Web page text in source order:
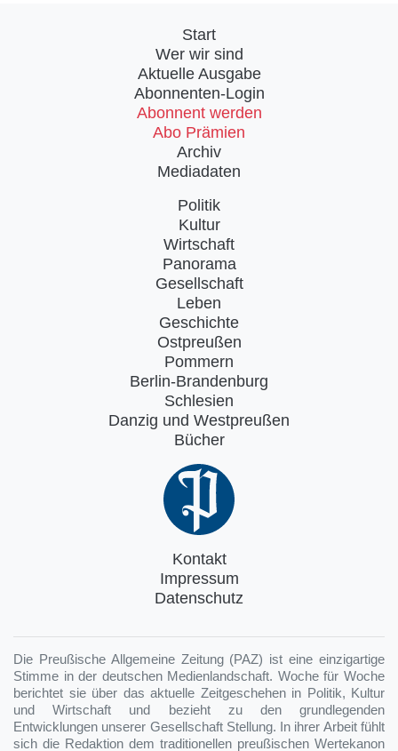
Start
Wer wir sind
Aktuelle Ausgabe
Abonnenten-Login
Abonnent werden
Abo Prämien
Archiv
Mediadaten
Politik
Kultur
Wirtschaft
Panorama
Gesellschaft
Leben
Geschichte
Ostpreußen
Pommern
Berlin-Brandenburg
Schlesien
Danzig und Westpreußen
Bücher
Kontakt
Impressum
Datenschutz
Die Preußische Allgemeine Zeitung (PAZ) ist eine einzigartige
Stimme in der deutschen Medienlandschaft. Woche für Woche
berichtet sie über das aktuelle Zeitgeschehen in Politik, Kultur
und Wirtschaft und bezieht zu den grundlegenden
Entwicklungen unserer Gesellschaft Stellung. In ihrer Arbeit fühlt
sich die Redaktion dem traditionellen preußischen Wertekanon